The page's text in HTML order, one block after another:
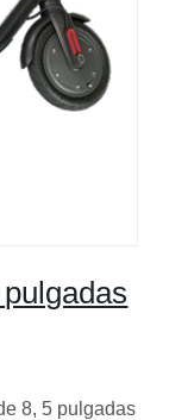
8, 5 pulgadas